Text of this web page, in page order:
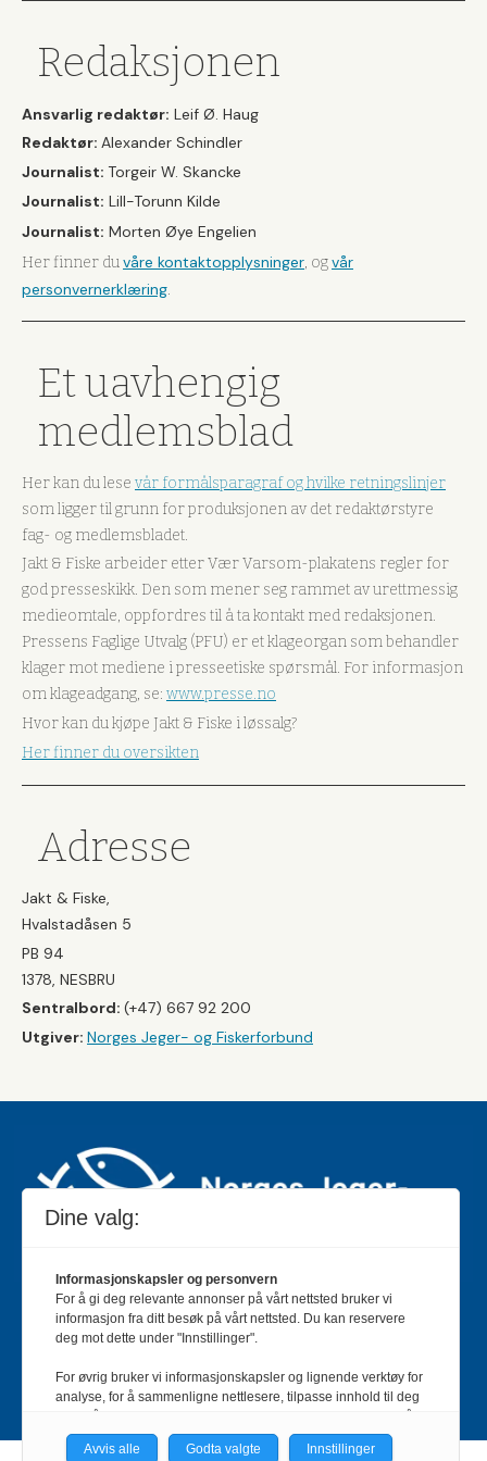
Redaksjonen
Ansvarlig redaktør: Leif Ø. Haug
Redaktør: Alexander Schindler
Journalist: Torgeir W. Skancke
Journalist: Lill-Torunn Kilde
Journalist: Morten Øye Engelien
Her finner duvåre kontaktopplysninger, ogvår
personvernerklæring.
Et uavhengig
medlemsblad
Her kan du lese vår formålsparagraf og hvilke retningslinjer
som ligger til grunn for produksjonen av det redaktørstyre
fag- og medlemsbladet.
Jakt & Fiske arbeider etter Vær Varsom-plakatens regler for
god presseskikk. Den som mener seg rammet av urettmessig
medieomtale, oppfordres til å ta kontakt med redaksjonen.
Pressens Faglige Utvalg (PFU) er et klageorgan som behandler
klager mot mediene i presseetiske spørsmål. For informasjon
om klageadgang, se: www.presse.no
Hvor kan du kjøpe Jakt & Fiske i løssalg?
Her finner du oversikten
Adresse
Jakt & Fiske,
Hvalstadåsen 5
PB 94
1378, NESBRU
Sentralbord: (+47) 667 92 200
Utgiver: Norges Jeger- og Fiskerforbund
Jakt & Fiske er landets største og eldste magasin for
jakt- og fiskeinteresserte med 195 000 månedlige
Bladet er en månedlig publikasjon og utgis av Norges
Jeger- og Fiskerforbund.
Meld deg inn her
Dine valg:
Informasjonskapsler og personvern
For å gi deg relevante annonser på vårt nettsted bruker vi
informasjon fra ditt besøk på vårt nettsted. Du kan reservere
deg mot dette under "Innstillinger".
For øvrig bruker vi informasjonskapsler og lignende verktøy for
analyse, for å sammenligne nettlesere, tilpasse innhold til deg
personvernerklæring.
Avvis alle
Godta valgte Innstillinger